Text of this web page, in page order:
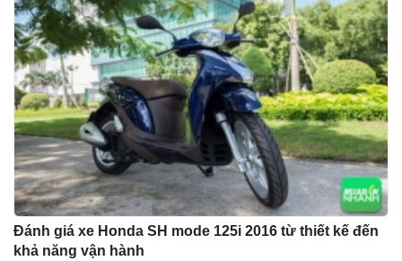
Đánh giá xe Honda SH mode 125i 2016 từ thiết kế đến
khả năng vận hành